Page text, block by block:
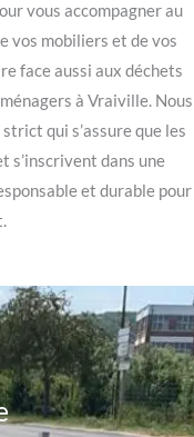
vous accompagner au
vos mobiliers et de vos
face aussi aux déchets
à Vraiville. Nous
qui s’assure que les
s’inscrivent dans une
et durable pour